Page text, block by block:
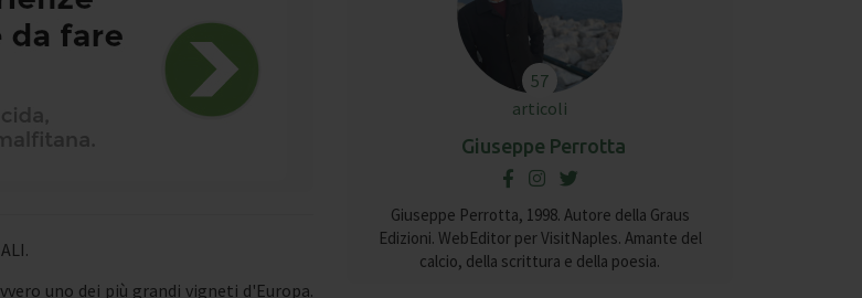
uno dei più grandi vigneti d'Europa.
57
articoli
Giuseppe Perrotta
Giuseppe Perrotta, 1998. Autore della Graus
Edizioni. WebEditor per VisitNaples. Amante del
calcio, della scrittura e della poesia.